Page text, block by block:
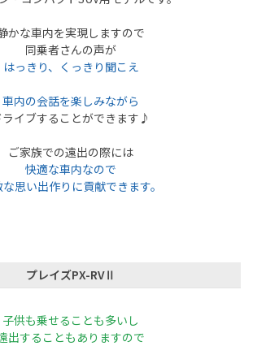
かな車内を実現しますので
同乗者さんの声が
はっきり、くっきり聞こえ
車内の会話を楽しみながら
ライブすることができます♪
ご家族での遠出の際には
快適な車内なので
思い出作りに貢献できます。
プレイズPX-RVⅡ
子供も乗せることも多いし
出することもありますので